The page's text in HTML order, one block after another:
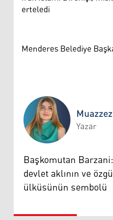
erteledi
Menderes Belediye
Muazzez Baktaş
Yazar
Başkomutan
devlet aklının ve
ülküsünün sembolü